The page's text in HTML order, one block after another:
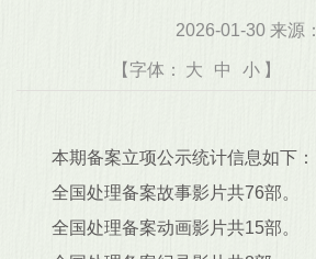
2026-01-30 来源：
【字体： 大 中 小 】
本期备案立项公示统计信息如下：
全国处理备案故事影片共76部。
全国处理备案动画影片共15部。